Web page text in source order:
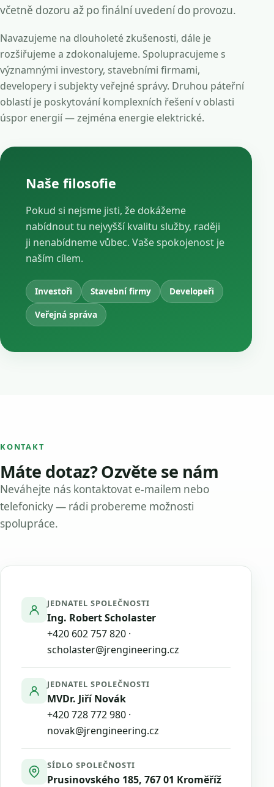
včetně dozoru až po finální uvedení do provozu.
Navazujeme na dlouholeté zkušenosti, dále je
rozšiřujeme a zdokonalujeme. Spolupracujeme s
významnými investory, stavebními firmami,
developery i subjekty veřejné správy. Druhou páteřní
oblastí je poskytování komplexních řešení v oblasti
úspor energií — zejména energie elektrické.
Naše filosofie
Pokud si nejsme jisti, že dokážeme
nabídnout tu nejvyšší kvalitu služby, raději
ji nenabídneme vůbec. Vaše spokojenost je
naším cílem.
Investoři Stavební firmy
Developeři
Veřejná správa
KONTAKT
Máte dotaz? Ozvěte se nám
Neváhejte nás kontaktovat e-mailem nebo
telefonicky — rádi probereme možnosti
spolupráce.
JEDNATEL SPOLEČNOSTI
Ing. Robert Scholaster
+420 602 757 820 ·
scholaster@jrengineering.cz
JEDNATEL SPOLEČNOSTI
MVDr. Jiří Novák
+420 728 772 980 ·
novak@jrengineering.cz
SÍDLO SPOLEČNOSTI
Prusinovského 185, 767 01 Kroměříž